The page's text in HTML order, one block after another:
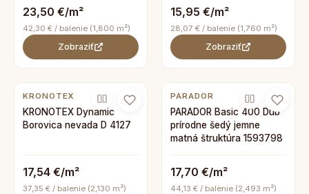
23,50 €/m²
42,30 € / balenie (1,800 m²)
Zobraziť
15,95 €/m²
28,07 € / balenie (1,760 m²)
Zobraziť
KRONOTEX
KRONOTEX Dynamic
Borovica nevada D 4127
17,54 €/m²
37,35 € / balenie (2,130 m²)
PARADOR
PARADOR Basic 400 Dub
prírodne šedý jemne
matná štruktúra 1593798
17,70 €/m²
44,13 € / balenie (2,493 m²)